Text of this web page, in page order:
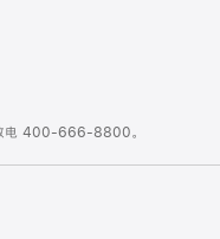
电 400-666-8800。